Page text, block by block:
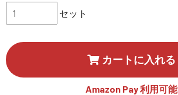
SEKIDO
セット
カートに入れる
Amazon Pay 利用可能